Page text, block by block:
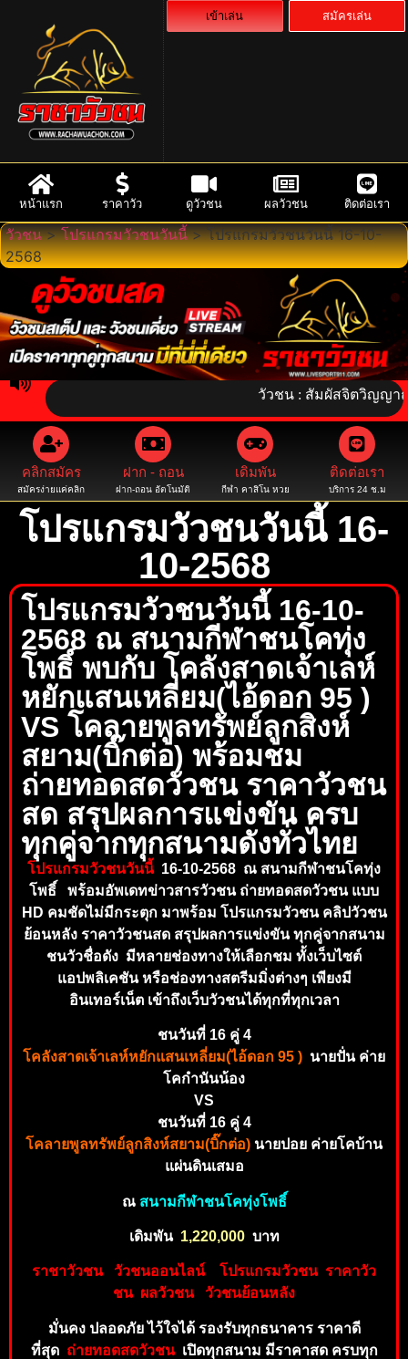
เข้าเล่น สมัครเล่น
หน้าแรก ราคาวัว ดูวัวชน ผลวัวชน ติดต่อเรา
วัวชน>โปรแกรมวัวชนวันนี้>โปรแกรมวัวชนวันนี้ 16-10-
2568
วัวชน : สัมผัสจิตวิญญาณไทย! ร่
คลิกสมัคร
สมัครง่ายแค่คลิก
ฝาก - ถอน
ฝาก-ถอน อัตโนมัติ
เดิมพัน
กีฬา คาสิโน หวย
ติดต่อเรา
บริการ 24 ช.ม
โปรแกรมวัวชนวันนี้ 16-
10-2568
โปรแกรมวัวชนวันนี้ 16-10-
2568 ณ สนามกีฬาชนโคทุ่ง
โพธิ์ พบกับ โคลังสาดเจ้าเลห์
หยักแสนเหลี่ยม(ไอ้ดอก 95 )
VS โคลายพูลทรัพย์ลูกสิงห์
สยาม(บิ๊กต่อ) พร้อมชม
ถ่ายทอดสดวัวชน ราคาวัวชน
สด สรุปผลการแข่งขัน ครบ
ทุกคู่จากทุกสนามดังทั่วไทย
โปรแกรมวัวชนวันนี้16-10-2568 ณ สนามกีฬาชนโคทุ่ง
โพธิ์ พร้อมอัพเดทข่าวสารวัวชน ถ่ายทอดสดวัวชน แบบ
HD คมชัดไม่มีกระตุก มาพร้อม โปรแกรมวัวชน คลิปวัวชน
ย้อนหลัง ราคาวัวชนสด สรุปผลการแข่งขัน ทุกคู่จากสนาม
ชนวัวชื่อดัง มีหลายช่องทางให้เลือกชม ทั้งเว็บไซต์
แอปพลิเคชัน หรือช่องทางสตรีมมิ่งต่างๆ เพียงมี
อินเทอร์เน็ต เข้าถึงเว็บวัวชนได้ทุกที่ทุกเวลา
ชนวันที่ 16 คู่ 4
โคลังสาดเจ้าเลห์หยักแสนเหลี่ยม(ไอ้ดอก 95 ) นายปั่น ค่าย
โคกำนันน้อง
VS
ชนวันที่ 16 คู่ 4
โคลายพูลทรัพย์ลูกสิงห์สยาม(บิ๊กต่อ) นายปอย ค่ายโคบ้าน
แผ่นดินเสมอ
ณ สนามกีฬาชนโคทุ่งโพธิ์
เดิมพัน 1,220,000บาท
ราชาวัวชน วัวชนออนไลน์ โปรแกรมวัวชน ราคาวัว
ชน ผลวัวชน วัวชนย้อนหลัง
มั่นคง ปลอดภัย ไว้ใจได้ รองรับทุกธนาคาร ราคาดี
ที่สุด ถ่ายทอดสดวัวชน เปิดทุกสนาม มีราคาสด ครบทุก